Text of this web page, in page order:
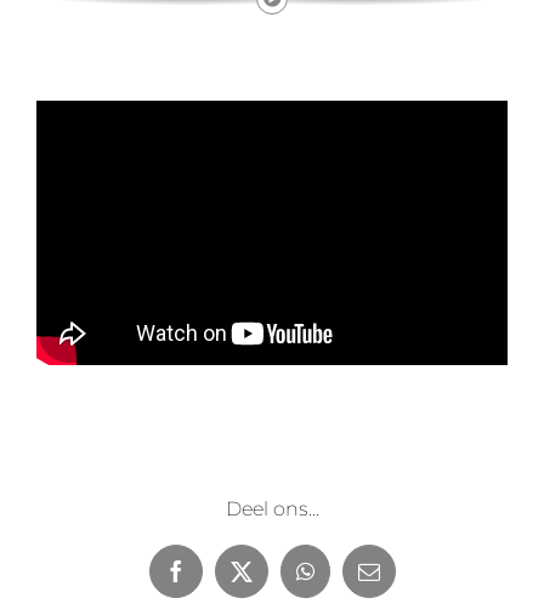
Deel ons...
Facebook
X WhatsApp
E-
mail